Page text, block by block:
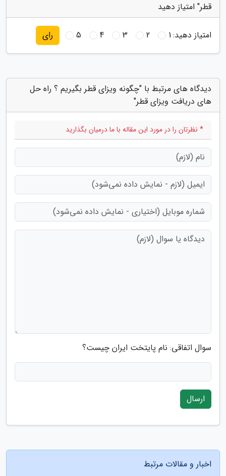
قطر" امتیاز دهید
امتیاز دهید:1
2
3
4
5 رای
دیدگاه های مرتبط با "چگونه ویزای قطر بگیریم ؟ راه حل
های دریافت ویزای قطر"
* نظرتان را در مورد این مقاله با ما درمیان بگذارید
سوال اتفاقی: نام پایتخت ایران چیست؟
ارسال
اخبار و مقالات مرتبط